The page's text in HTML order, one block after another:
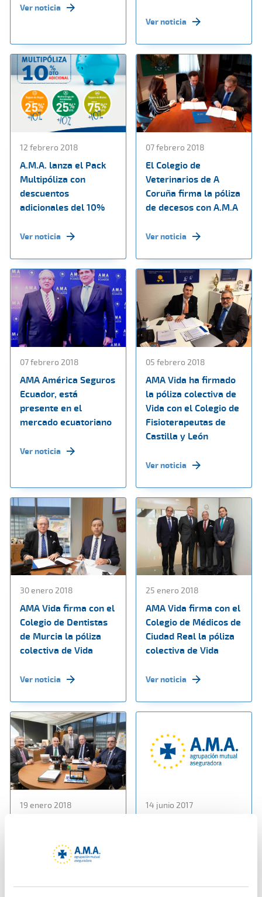
Ver noticia
Ver noticia
12 febrero 2018
A.M.A. lanza el Pack
Multipóliza con
descuentos
adicionales del 10%
Ver noticia
07 febrero 2018
El Colegio de
Veterinarios de A
Coruña firma la póliza
de decesos con A.M.A
Ver noticia
07 febrero 2018
AMA América Seguros
Ecuador, está
presente en el
mercado ecuatoriano
Ver noticia
05 febrero 2018
AMA Vida ha firmado
la póliza colectiva de
Vida con el Colegio de
Fisioterapeutas de
Castilla y León
Ver noticia
30 enero 2018
AMA Vida firma con el
Colegio de Dentistas
de Murcia la póliza
colectiva de Vida
Ver noticia
25 enero 2018
AMA Vida firma con el
Colegio de Médicos de
Ciudad Real la póliza
colectiva de Vida
Ver noticia
19 enero 2018
Veterinarios de
Pontevedra una póliza
14 junio 2017